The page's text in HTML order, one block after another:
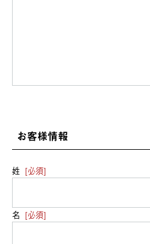
お客様情報
姓 [必須]
名 [必須]